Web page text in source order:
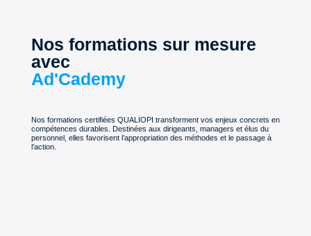
Nos formations sur mesure
avec
Ad'Cademy
Nos formations certifiées QUALIOPI transforment vos enjeux concrets en
compétences durables. Destinées aux dirigeants, managers et élus du
personnel, elles favorisent l’appropriation des méthodes et le passage à
l’action.